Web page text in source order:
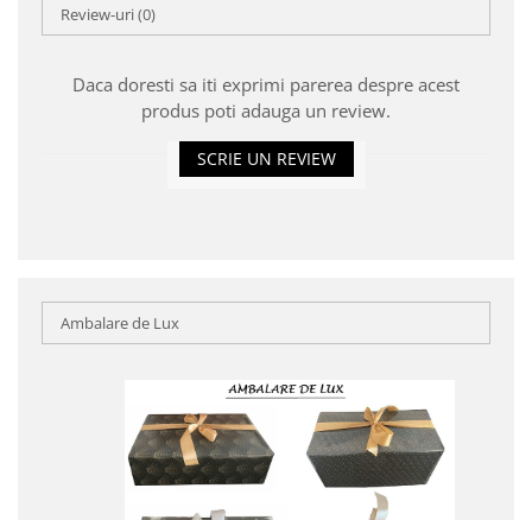
Review-uri(0)
Daca doresti sa iti exprimi parerea despre acest
produs poti adauga un review.
SCRIE UN REVIEW
Ambalare de Lux